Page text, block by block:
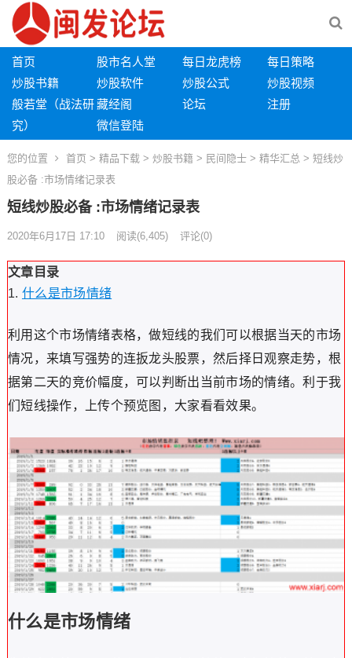
首页 股市名人堂 每日龙虎榜
每日策略
炒股书籍
炒股软件 炒股公式
炒股视频
般若堂（战法研
究）
藏经阁 论坛
注册
微信登陆
您的位置 首页 > 精品下载> 炒股书籍 > 民间隐士> 精华汇总 > 短线炒
股必备 :市场情绪记录表
短线炒股必备 :市场情绪记录表
2020年6月17日 17:10 阅读(6,405) 评论(0)
文章目录
什么是市场情绪
利用这个市场情绪表格，做短线的我们可以根据当天的市场
情况，来填写强势的连扳龙头股票，然后择日观察走势，根
据第二天的竞价幅度，可以判断出当前市场的情绪。利于我
们短线操作，上传个预览图，大家看看效果。
什么是市场情绪